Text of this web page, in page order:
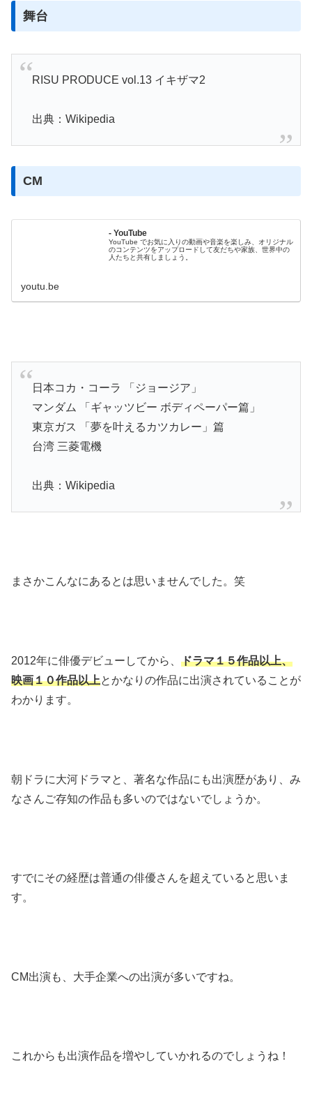
舞台
RISU PRODUCE vol.13 イキザマ2
出典：Wikipedia
CM
- YouTube
YouTube でお気に入りの動画や音楽を楽しみ、オリジナル
のコンテンツをアップロードして友だちや家族、世界中の
人たちと共有しましょう。
youtu.be
日本コカ・コーラ 「ジョージア」
マンダム 「ギャッツビー ボディペーパー篇」
東京ガス 「夢を叶えるカツカレー」篇
台湾 三菱電機
出典：Wikipedia
まさかこんなにあるとは思いませんでした。笑
2012年に俳優デビューしてから、 ドラマ１５作品以上、
映画１０作品以上とかなりの作品に出演されていることが
わかります。
朝ドラに大河ドラマと、著名な作品にも出演歴があり、み
なさんご存知の作品も多いのではないでしょうか。
すでにその経歴は普通の俳優さんを超えていると思いま
す。
CM出演も、大手企業への出演が多いですね。
これからも出演作品を増やしていかれるのでしょうね！